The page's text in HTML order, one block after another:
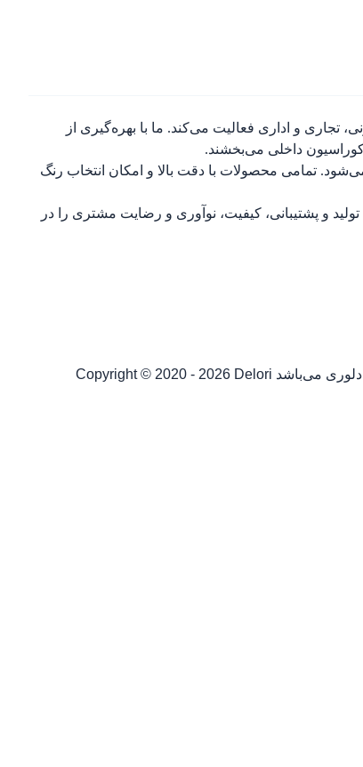
تجاری و اداری فعالیت می‌کند. ما با بهره‌گیری از
داخلی می‌بخشند.
تمامی محصولات با دقت بالا و امکان انتخاب رنگ
و پشتیبانی، کیفیت، نوآوری و رضایت مشتری را در
دلوری می‌باشد Copyright © 2020 - 2026 Delori